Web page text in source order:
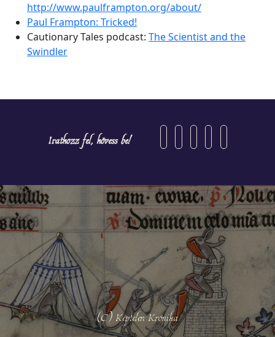
http://www.paulframpton.org/about/
Paul Frampton: Tricked!
Cautionary Tales podcast: The Scientist and the
Swindler
Iratkozz fel, kövess be!
(C) Képtelen Krónika